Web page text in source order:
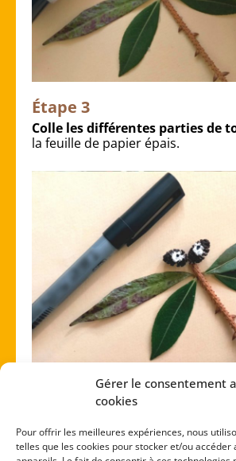
Gérer le consentement
cookies
Pour offrir les meilleures expériences, nous
telles que les cookies pour stocker et/ou accéder
Étape 3
Colle les différentes parties de
la feuille de papier épais.
Trace des ronds à la peinture
faire les yeux. Quand c’est sec,